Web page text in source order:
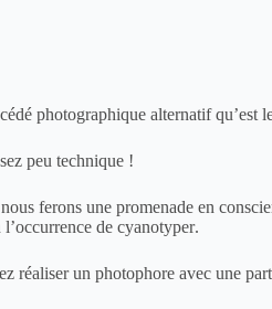
photographique alternatif qu’est
peu technique !
ferons une promenade en
de cyanotyper.
réaliser un photophore avec une